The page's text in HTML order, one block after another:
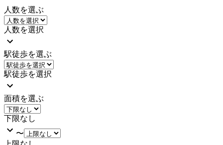
人数を選ぶ
人数を選択
駅徒歩を選ぶ
駅徒歩を選択
面積を選ぶ
下限なし
〜